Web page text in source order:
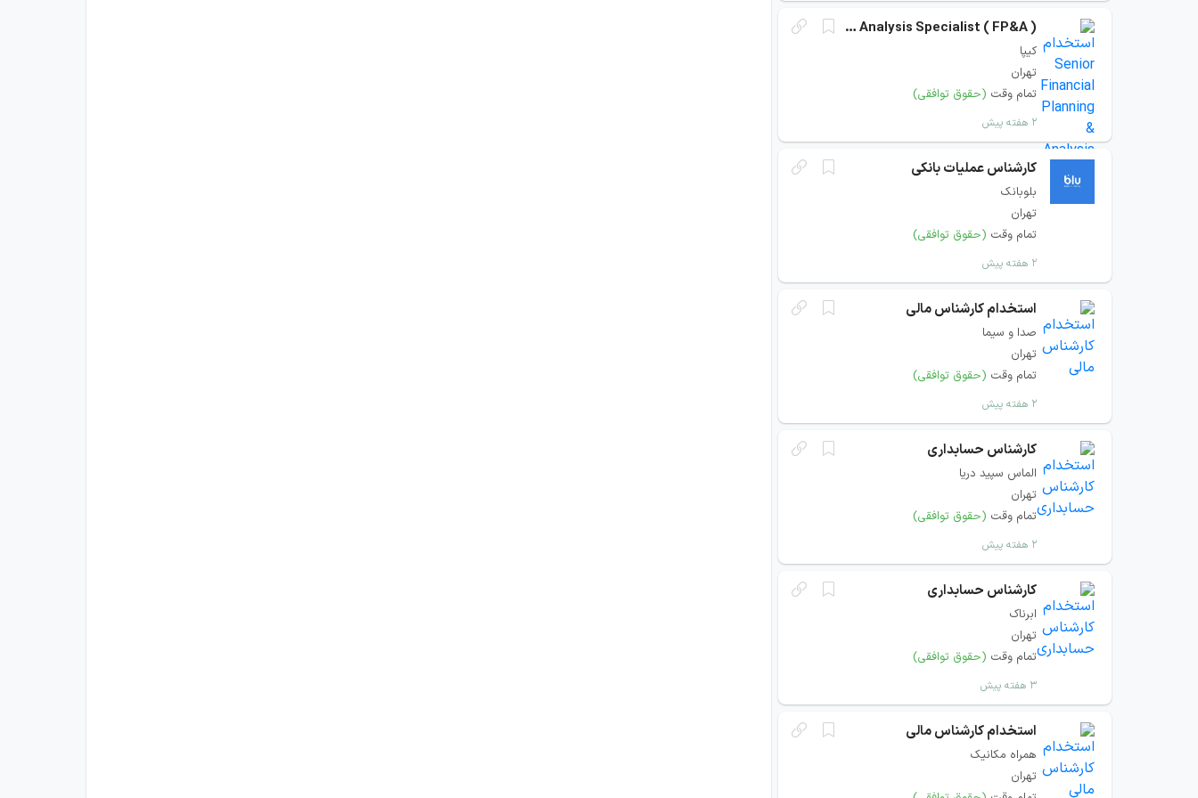
Senior Financial Planning & Analysis Specialist ( FP&A )
کیپا
تهران
تمام وقت (حقوق توافقی)
۲ هفته پیش
کارشناس عملیات بانکی
بلوبانک
تهران
تمام وقت (حقوق توافقی)
۲ هفته پیش
استخدام کارشناس مالی
صدا و سیما
تهران
تمام وقت (حقوق توافقی)
۲ هفته پیش
کارشناس حسابداری
الماس سپید دریا
تهران
تمام وقت (حقوق توافقی)
۲ هفته پیش
کارشناس حسابداری
ابرناک
تهران
تمام وقت (حقوق توافقی)
۳ هفته پیش
استخدام کارشناس مالی
همراه مکانیک
تهران